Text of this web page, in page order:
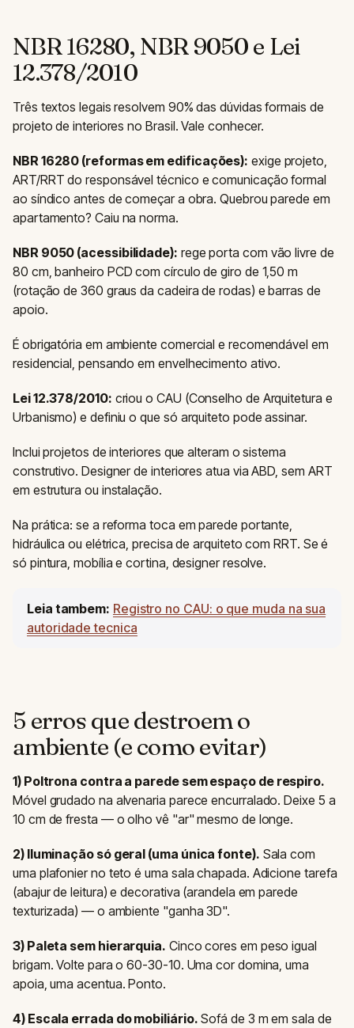
NBR 16280, NBR 9050 e Lei
12.378/2010
Três textos legais resolvem 90% das dúvidas formais de
projeto de interiores no Brasil. Vale conhecer.
NBR 16280 (reformas em edificações): exige projeto,
ART/RRT do responsável técnico e comunicação formal
ao síndico antes de começar a obra. Quebrou parede em
apartamento? Caiu na norma.
NBR 9050 (acessibilidade): rege porta com vão livre de
80 cm, banheiro PCD com círculo de giro de 1,50 m
(rotação de 360 graus da cadeira de rodas) e barras de
apoio.
É obrigatória em ambiente comercial e recomendável em
residencial, pensando em envelhecimento ativo.
Lei 12.378/2010: criou o CAU (Conselho de Arquitetura e
Urbanismo) e definiu o que só arquiteto pode assinar.
Inclui projetos de interiores que alteram o sistema
construtivo. Designer de interiores atua via ABD, sem ART
em estrutura ou instalação.
Na prática: se a reforma toca em parede portante,
hidráulica ou elétrica, precisa de arquiteto com RRT. Se é
só pintura, mobília e cortina, designer resolve.
Leia tambem: Registro no CAU: o que muda na sua
autoridade tecnica
5 erros que destroem o
ambiente (e como evitar)
1) Poltrona contra a parede sem espaço de respiro.
Móvel grudado na alvenaria parece encurralado. Deixe 5 a
10 cm de fresta — o olho vê "ar" mesmo de longe.
2) Iluminação só geral (uma única fonte). Sala com
uma plafonier no teto é uma sala chapada. Adicione tarefa
(abajur de leitura) e decorativa (arandela em parede
texturizada) — o ambiente "ganha 3D".
3) Paleta sem hierarquia. Cinco cores em peso igual
brigam. Volte para o 60-30-10. Uma cor domina, uma
apoia, uma acentua. Ponto.
4) Escala errada do mobiliário. Sofá de 3 m em sala de